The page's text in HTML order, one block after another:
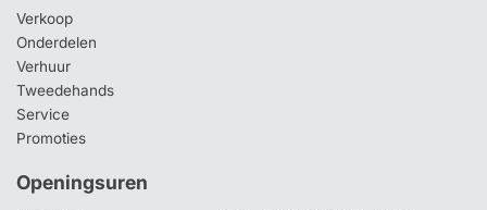
Verkoop
Onderdelen
Verhuur
Tweedehands
Service
Promoties
Openingsuren